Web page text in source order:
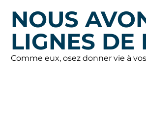
NOUS
LIGNES DE
Comme eux, osez donner vie à